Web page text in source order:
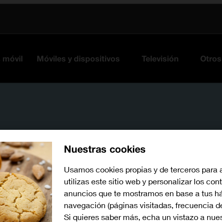
móvil Móviles y dispositivos Televisión
Busca por problema o
Nuestras cookies
Usamos cookies propias y de terceros para
utilizas este sitio web y personalizar los
anuncios que te mostramos en base a tus
navegación (páginas visitadas, frecuencia
Si quieres saber más, echa un vistazo a